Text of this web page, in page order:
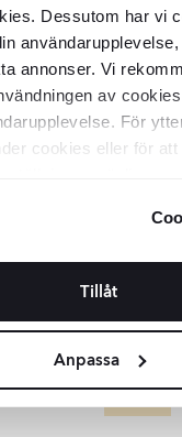
Dessutom har vi
annonser. Vi
av
För
cookies eller för att
Tillåt
Anpassa
Marine
NATUCER
Natucer
Blank-Relief
Materiale: